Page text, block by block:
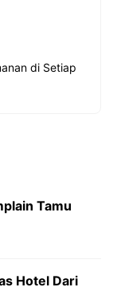
di Setiap
Tamu
Hotel Dari